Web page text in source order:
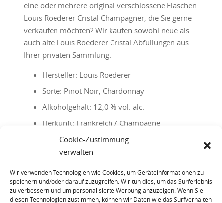
Cookie-Zustimmung
verwalten
Wir verwenden Technologien wie Cookies, um Geräteinformationen zu
speichern und/oder darauf zuzugreifen. Wir tun dies, um das Surferlebnis
zu verbessern und um personalisierte Werbung anzuzeigen. Wenn Sie
diesen Technologien zustimmen, können wir Daten wie das Surfverhalten
eine oder mehrere original verschlossene Flaschen
Louis Roederer Cristal Champagner, die Sie gerne
verkaufen möchten? Wir kaufen sowohl neue als
auch alte Louis Roederer Cristal Abfüllungen aus
Ihrer privaten Sammlung.
Hersteller: Louis Roederer
Sorte: Pinot Noir, Chardonnay
Alkoholgehalt: 12,0 % vol. alc.
Herkunft: Frankreich / Champagne
Nettofüllmenge: 0,75 Liter (750 ml)
Verkauf. Es handelt sich lediglich um eine
Produktbeschreibung.